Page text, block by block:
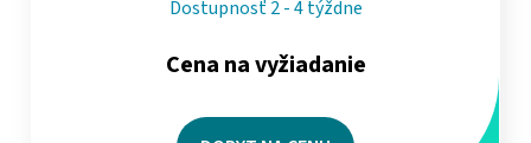
Dostupnosť 2 - 4 týždne
Cena na vyžiadanie